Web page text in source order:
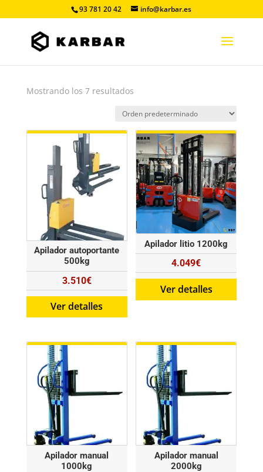
93 781 20 42 info@karbar.es
Mostrando los 7 resultados
Apilador autoportante
500kg
3.510€
Ver detalles
Apilador litio 1200kg
4.049€
Ver detalles
Apilador manual
1000kg
Apilador manual
2000kg